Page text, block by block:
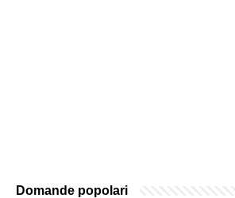
Domande popolari